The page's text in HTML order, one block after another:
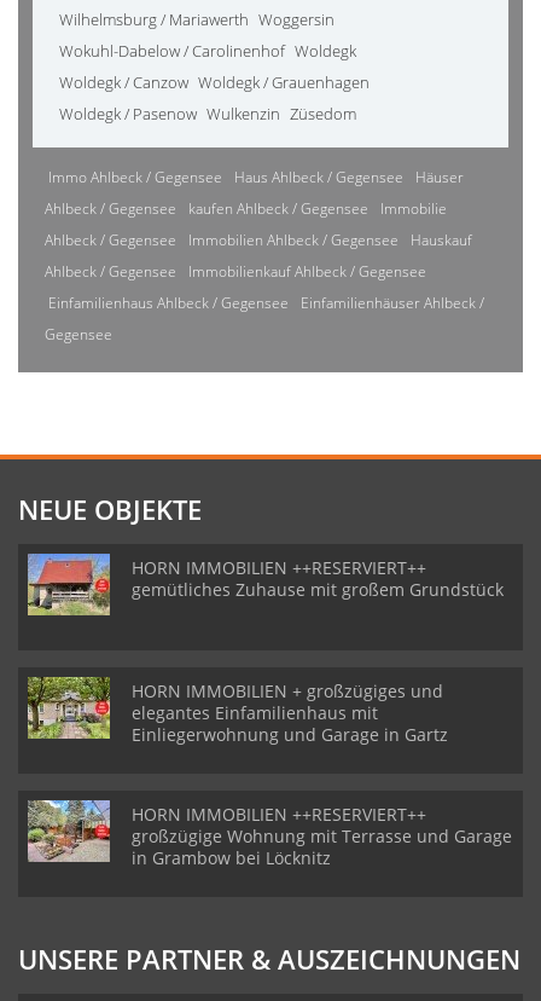
Wilhelmsburg / Mariawerth Woggersin
Wokuhl-Dabelow / Carolinenhof Woldegk
Woldegk / Canzow Woldegk / Grauenhagen
Woldegk / Pasenow Wulkenzin Züsedom
Immo Ahlbeck / Gegensee Haus Ahlbeck / Gegensee
Häuser
Ahlbeck / Gegensee
kaufen Ahlbeck / Gegensee
Immobilie
Ahlbeck / Gegensee
Immobilien Ahlbeck / Gegensee
Hauskauf
Ahlbeck / Gegensee
Immobilienkauf Ahlbeck / Gegensee
Einfamilienhaus Ahlbeck / Gegensee
Einfamilienhäuser Ahlbeck /
Gegensee
NEUE OBJEKTE
HORN IMMOBILIEN ++RESERVIERT++
gemütliches Zuhause mit großem Grundstück
HORN IMMOBILIEN + großzügiges und
elegantes Einfamilienhaus mit
Einliegerwohnung und Garage in Gartz
HORN IMMOBILIEN ++RESERVIERT++
großzügige Wohnung mit Terrasse und Garage
in Grambow bei Löcknitz
UNSERE PARTNER & AUSZEICHNUNGEN